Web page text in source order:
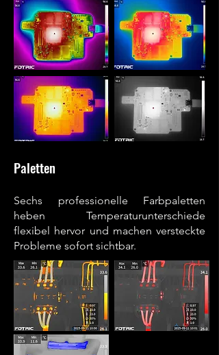
Paletten
Sechs professionelle Farbpaletten
heben Temperaturunterschiede
flexibel hervor und machen versteckte
Probleme sofort sichtbar.